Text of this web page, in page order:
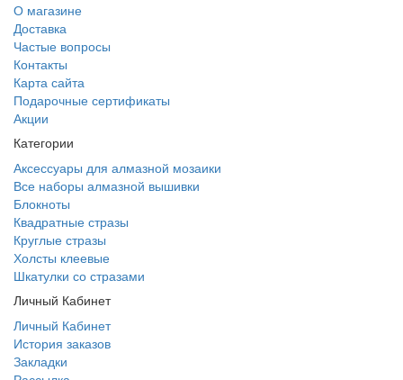
О магазине
Доставка
Частые вопросы
Контакты
Карта сайта
Подарочные сертификаты
Акции
Категории
Аксессуары для алмазной мозаики
Все наборы алмазной вышивки
Блокноты
Квадратные стразы
Круглые стразы
Холсты клеевые
Шкатулки со стразами
Личный Кабинет
Личный Кабинет
История заказов
Закладки